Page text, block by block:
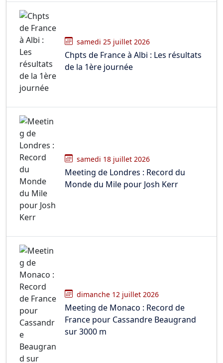
samedi 25 juillet 2026
Chpts de France à Albi : Les résultats
de la 1ère journée
samedi 18 juillet 2026
Meeting de Londres : Record du
Monde du Mile pour Josh Kerr
dimanche 12 juillet 2026
Meeting de Monaco : Record de
France pour Cassandre Beaugrand
sur 3000 m